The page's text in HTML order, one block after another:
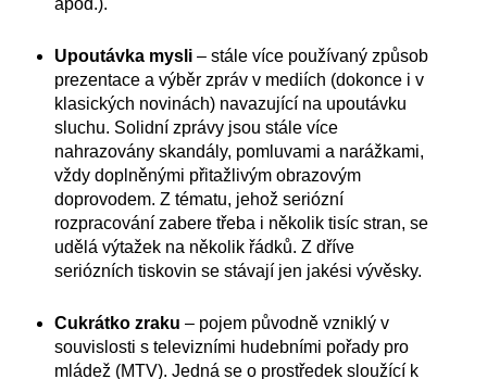
Upoutávka mysli– stále více používaný způsob
prezentace a výběr zpráv v mediích (dokonce i v
klasických novinách) navazující na upoutávku
sluchu. Solidní zprávy jsou stále více
nahrazovány skandály, pomluvami a narážkami,
vždy doplněnými přitažlivým obrazovým
doprovodem. Z tématu, jehož seriózní
rozpracování zabere třeba i několik tisíc stran, se
udělá výtažek na několik řádků. Z dříve
seriózních tiskovin se stávají jen jakési vývěsky.
Cukrátko zraku – pojem původně vzniklý v
souvislosti s televizními hudebními pořady pro
mládež (MTV). Jedná se o prostředek sloužící k